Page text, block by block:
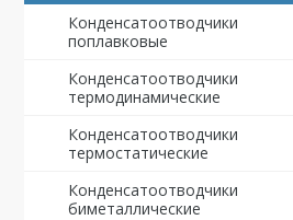
Конденсатоотводчики
поплавковые
Конденсатоотводчики
термодинамические
Конденсатоотводчики
термостатические
Конденсатоотводчики
биметаллические